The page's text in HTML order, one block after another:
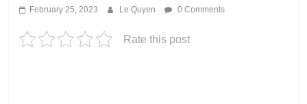
February 25, 2023 Le Quyen 0 Comments
Rate this post